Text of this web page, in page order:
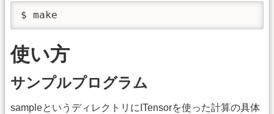
$ make
使い方
サンプルプログラム
sampleというディレクトリにITensorを使った計算の具体